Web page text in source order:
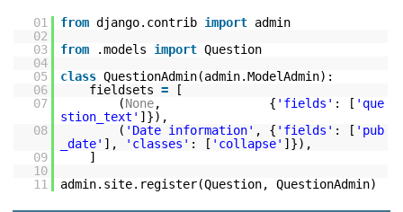
01 from django.contrib import admin
02
03
from .models import Question
04
05
class QuestionAdmin(admin.ModelAdmin):
06
fieldsets =
[
07
(None, { 'fields' : [ 'que
stion_text' ]}),
08
( 'Date information' , { 'fields' : [ 'pub
_date' ], 'classes' : [ 'collapse' ]}),
09
]
10
11
admin.site.register(Question, QuestionAdmin)